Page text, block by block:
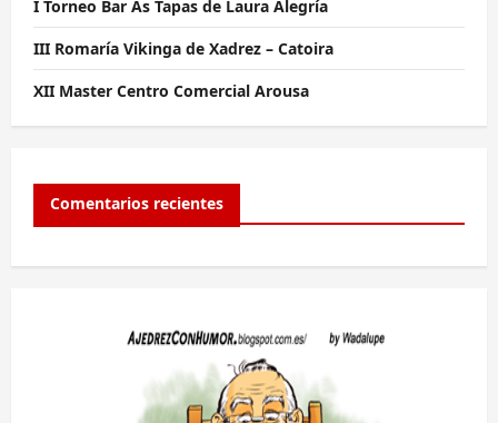
I Torneo Bar As Tapas de Laura Alegría
III Romaría Vikinga de Xadrez – Catoira
XII Master Centro Comercial Arousa
Comentarios recientes